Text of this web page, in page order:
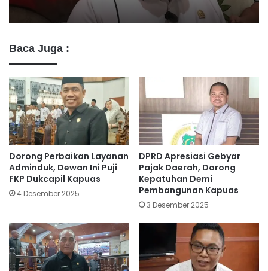
Baca Juga :
Dorong Perbaikan Layanan
Adminduk, Dewan Ini Puji
FKP Dukcapil Kapuas
4 Desember 2025
DPRD Apresiasi Gebyar
Pajak Daerah, Dorong
Kepatuhan Demi
Pembangunan Kapuas
3 Desember 2025